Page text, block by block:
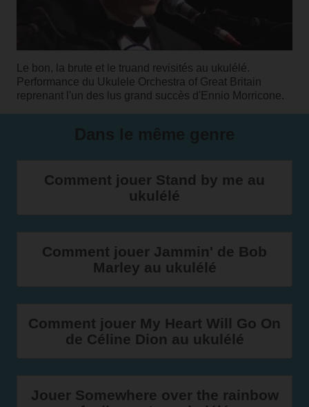
Le bon, la brute et le truand revisités au ukulélé.
Performance du Ukulele Orchestra of Great Britain
reprenant l'un des lus grand succès d'Ennio Morricone.
Comment jouer Stand by me au
ukulélé
Comment jouer Jammin' de Bob
Marley au ukulélé
Comment jouer My Heart Will Go On
de Céline Dion au ukulélé
Jouer Somewhere over the rainbow